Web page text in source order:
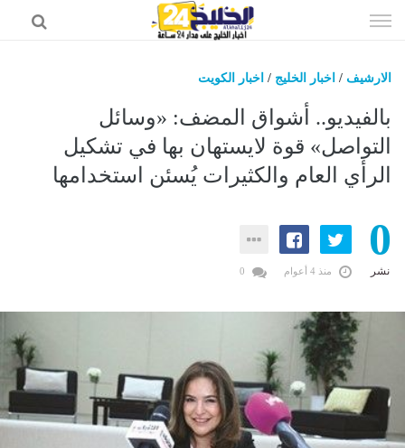
الى
الارشيف / اخبار الخليج / اخبار الكويت
بالفيديو.. أشواق المضف: «وسائل
التواصل» قوة لايستهان بها في تشكيل
الرأي العام والكثيرات يُسئن استخدامها
0
نشر منذ 4 أعوام
اخبار الخليج
اخبار السعودية
اخبار الرياضة